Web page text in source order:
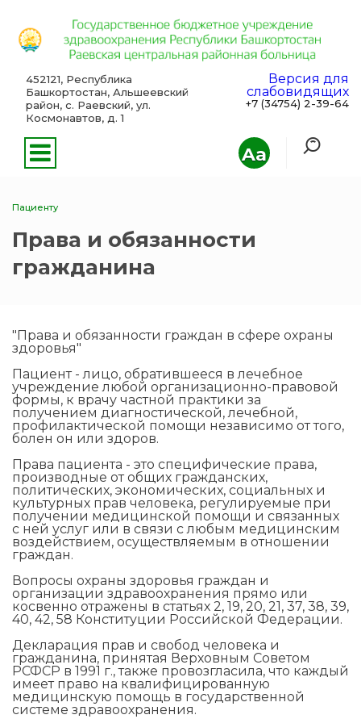
Aa
452121, Республика
Башкортостан, Альшеевский
район, с. Раевский, ул.
Космонавтов, д. 1
Версия для
слабовидящих
+7 (34754) 2-39-64
Пациенту
Права и обязанности
гражданина
"Права и обязанности граждан в сфере охраны
здоровья"
Пациент - лицо, обратившееся в лечебное
учреждение любой организационно-правовой
формы, к врачу частной практики за
получением диагностической, лечебной,
профилактической помощи независимо от того,
болен он или здоров.
Права пациента - это специфические права,
производные от общих гражданских,
политических, экономических, социальных и
культурных прав человека, регулируемые при
получении медицинской помощи и связанных
с ней услуг или в связи с любым медицинским
воздействием, осуществляемым в отношении
граждан.
Вопросы охраны здоровья граждан и
организации здравоохранения прямо или
косвенно отражены в статьях 2, 19, 20, 21, 37, 38, 39,
40, 42, 58 Конституции Российской Федерации.
Декларация прав и свобод человека и
гражданина, принятая Верховным Советом
РСФСР в 1991 г., также провозгласила, что каждый
имеет право на квалифицированную
медицинскую помощь в государственной
системе здравоохранения.